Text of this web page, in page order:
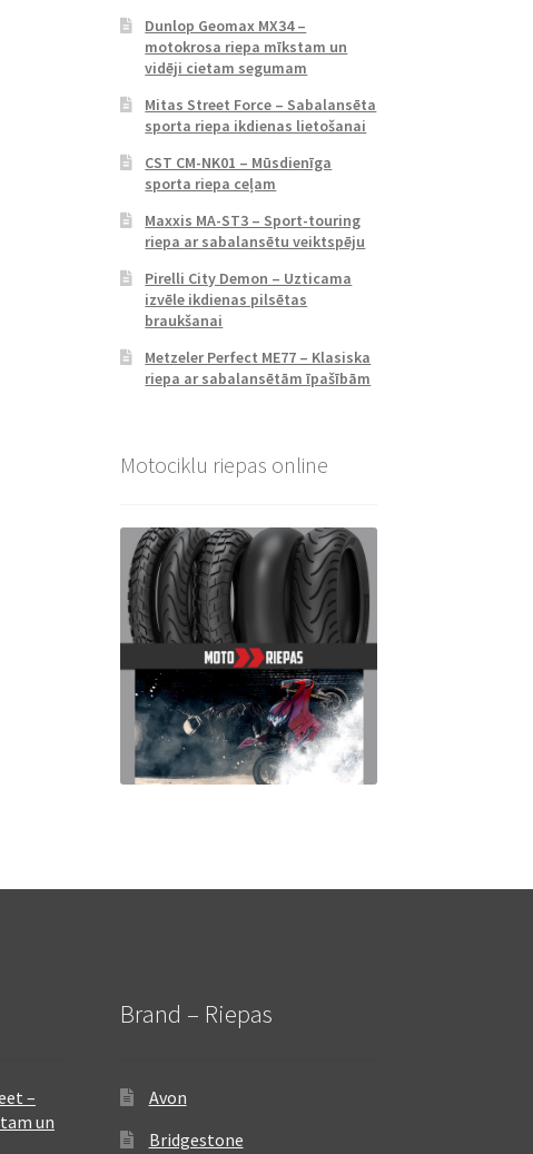
Dunlop Geomax MX34 –
motokrosa riepa mīkstam un
vidēji cietam segumam
Mitas Street Force – Sabalansēta
sporta riepa ikdienas lietošanai
CST CM-NK01 – Mūsdienīga
sporta riepa ceļam
Maxxis MA-ST3 – Sport-touring
riepa ar sabalansētu veiktspēju
Pirelli City Demon – Uzticama
izvēle ikdienas pilsētas
braukšanai
Metzeler Perfect ME77 – Klasiska
riepa ar sabalansētām īpašībām
Motociklu riepas online
–
un
Brand – Riepas
Avon
Bridgestone